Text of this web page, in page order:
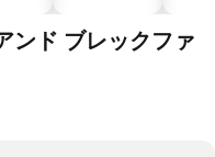
ンド ブレックファ